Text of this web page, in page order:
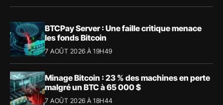
BTCPay Server : Une faille critique menace
les fonds Bitcoin
7 AOÛT 2026 À 19H49
Minage Bitcoin : 23 % des machines en perte
malgré un BTC à 65 000 $
7 AOÛT 2026 À 18H44